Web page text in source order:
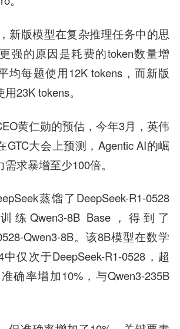
新版模型在复杂推理任务中的思
强的原因是耗费的token数量增
均每题使用12K tokens，而新版
23K tokens。
黄仁勋的预估，今年3月，英伟
GTC大会上预测，Agentic AI的崛
求暴增至少100倍。
蒸馏了DeepSeek-R1-0528
练Qwen3-8B Base，得到了
Qwen3-8B。该8B模型在数学
仅次于DeepSeek-R1-0528，超
确率增加10%，与Qwen3-235B